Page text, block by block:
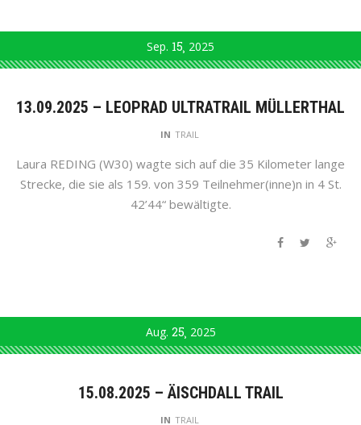
Sep. 15 2025
13.09.2025 – LEOPRAD ULTRATRAIL MÜLLERTHAL
IN TRAIL
Laura REDING (W30) wagte sich auf die 35 Kilometer lange
Strecke, die sie als 159. von 359 Teilnehmer(inne)n in 4 St.
42’44“ bewältigte.
Aug. 25 2025
15.08.2025 – ÄISCHDALL TRAIL
IN TRAIL